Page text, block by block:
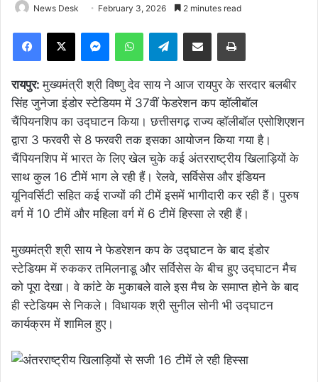
News Desk February 3, 2026 2 minutes read
Facebook
X MessengerWhatsAppTelegramShare via Email Print
रायपुर:मुख्यमंत्री श्री विष्णु देव साय ने आज रायपुर के सरदार बलबीर
सिंह जुनेजा इंडोर स्टेडियम में 37वीं फेडरेशन कप व्हॉलीबॉल
चैंपियनशिप का उद्घाटन किया। छत्तीसगढ़ राज्य व्हॉलीबॉल एसोशिएशन
द्वारा 3 फरवरी से 8 फरवरी तक इसका आयोजन किया गया है।
चैंपियनशिप में भारत के लिए खेल चुके कई अंतरराष्ट्रीय खिलाड़ियों के
साथ कुल 16 टीमें भाग ले रही हैं। रेलवे, सर्विसेस और इंडियन
यूनिवर्सिटी सहित कई राज्यों की टीमें इसमें भागीदारी कर रही हैं। पुरुष
वर्ग में 10 टीमें और महिला वर्ग में 6 टीमें हिस्सा ले रही हैं।
मुख्यमंत्री श्री साय ने फेडरेशन कप के उद्घाटन के बाद इंडोर
स्टेडियम में रुककर तमिलनाडू और सर्विसेस के बीच हुए उद्घाटन मैच
को पूरा देखा। वे कांटे के मुकाबले वाले इस मैच के समाप्त होने के बाद
ही स्टेडियम से निकले। विधायक श्री सुनील सोनी भी उद्घाटन
कार्यक्रम में शामिल हुए।